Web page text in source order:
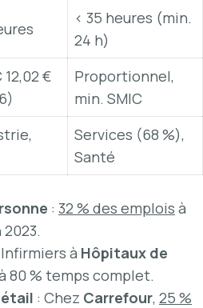
< 35 heures (min.
24 h)
12,02 €
Proportionnel,
min. SMIC
Services (68 %),
Santé
: 32 % des emplois à
à Hôpitaux de
80 % temps complet.
: Chez Carrefour, 25 %